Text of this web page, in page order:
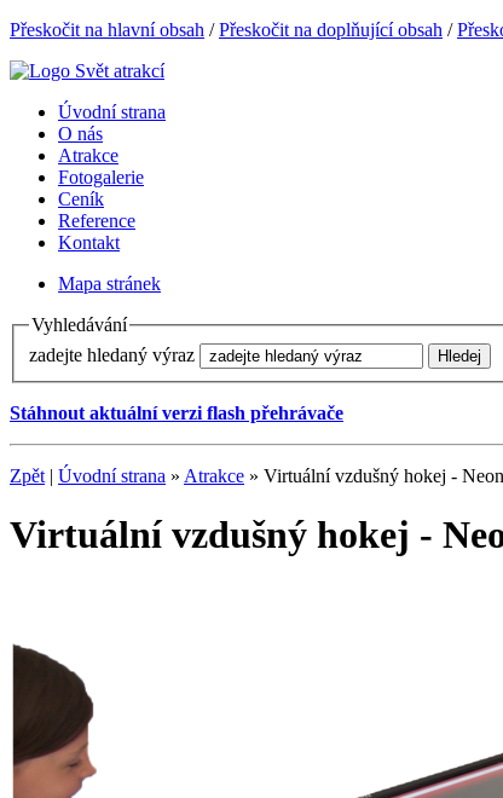
Přeskočit na hlavní obsah /Přeskočit na doplňující obsah /
Úvodní strana
O nás
Atrakce
Fotogalerie
Ceník
Reference
Kontakt
Mapa stránek
Vyhledávání
zadejte hledaný výraz
Stáhnout aktuální verzi flash přehrávače
Zpět | Úvodní strana » Atrakce » Virtuální vzdušný hokej - Neon
Virtuální vzdušný hokej -